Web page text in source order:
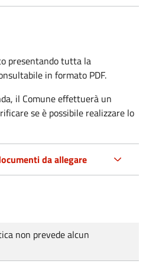
presentando tutta la
in formato PDF.
il Comune effettuerà un
se è possibile realizzare lo
da allegare
non prevede alcun